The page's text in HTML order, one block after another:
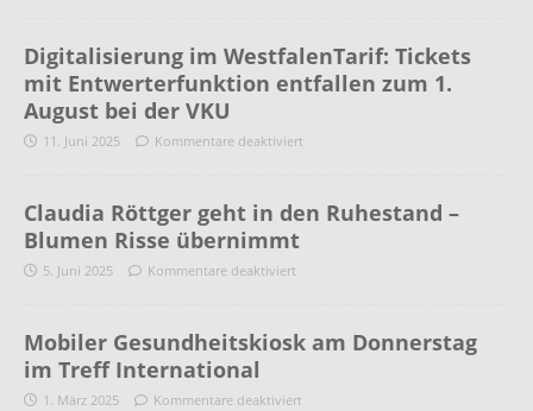
Digitalisierung im WestfalenTarif: Tickets
mit Entwerterfunktion entfallen zum 1.
August bei der VKU
11. Juni 2025 Kommentare deaktiviert
Claudia Röttger geht in den Ruhestand –
Blumen Risse übernimmt
5. Juni 2025 Kommentare deaktiviert
Mobiler Gesundheitskiosk am Donnerstag
im Treff International
1. März 2025 Kommentare deaktiviert